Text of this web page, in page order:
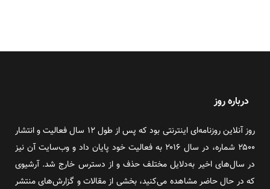
درباره روز
روز آنلاین روزنامه‌ای اینترنتی بود که پس از طول ۱۲ سال فعالیت و انتشار
۲۵۰۰ شماره، در سال ۲۰۱۶ به فعالیت خود پایان داد و وب‌سایت آن نیز
در سال‌های اخیر به‌دلایل مختلف حذف و از دسترس خارج شد. آرشیوی
که در حال حاضر مشاهده می‌کنید، بخشی از مقالات و گزارش‌های منتشر